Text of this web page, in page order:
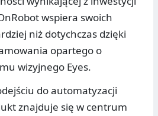
wspiera swoich
niż dotychczas dzięki
opartego o
wizyjnego Eyes.
do automatyzacji
znajduje się w centrum